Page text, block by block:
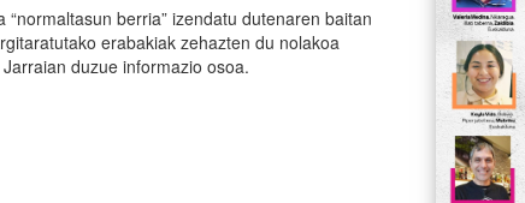
berria” izendatu dutenaren baitan
erabakiak zehazten du nolakoa
duzue informazio osoa.